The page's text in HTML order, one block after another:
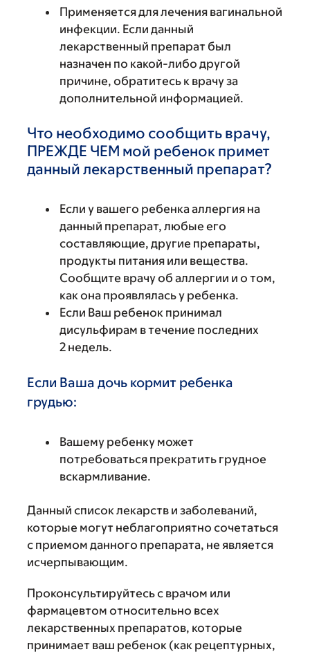
Применяется для лечения вагинальной
инфекции. Если данный
лекарственный препарат был
назначен по какой-либо другой
причине, обратитесь к врачу за
дополнительной информацией.
Что необходимо сообщить врачу,
ПРЕЖДЕ ЧЕМ мой ребенок примет
данный лекарственный препарат?
Если у вашего ребенка аллергия на
данный препарат, любые его
составляющие, другие препараты,
продукты питания или вещества.
Сообщите врачу об аллергии и о том,
как она проявлялась у ребенка.
Если Ваш ребенок принимал
дисульфирам в течение последних
2 недель.
Если Ваша дочь кормит ребенка
грудью:
Вашему ребенку может
потребоваться прекратить грудное
вскармливание.
Данный список лекарств и заболеваний,
которые могут неблагоприятно сочетаться
с приемом данного препарата, не является
исчерпывающим.
Проконсультируйтесь с врачом или
фармацевтом относительно всех
лекарственных препаратов, которые
принимает ваш ребенок (как рецептурных,